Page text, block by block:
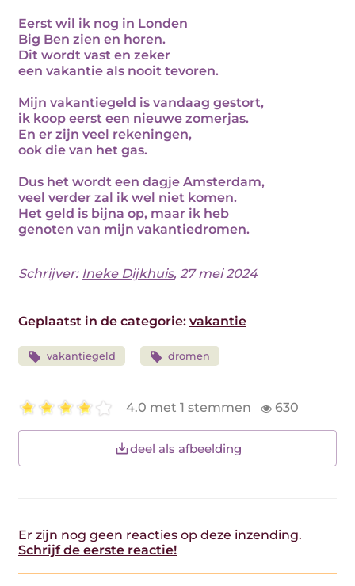
Eerst wil ik nog in Londen
Big Ben zien en horen.
Dit wordt vast en zeker
een vakantie als nooit tevoren.
Mijn vakantiegeld is vandaag gestort,
ik koop eerst een nieuwe zomerjas.
En er zijn veel rekeningen,
ook die van het gas.
Dus het wordt een dagje Amsterdam,
veel verder zal ik wel niet komen.
Het geld is bijna op, maar ik heb
genoten van mijn vakantiedromen.
Schrijver: Ineke Dijkhuis, 27 mei 2024
Geplaatst in de categorie: vakantie
vakantiegeld dromen
4.0 met 1 stemmen 630
deel als afbeelding
Er zijn nog geen reacties op deze inzending.
Schrijf de eerste reactie!